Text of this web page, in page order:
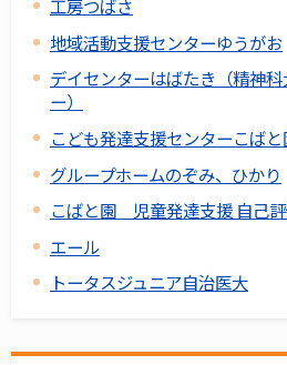
工房つばさ
地域活動支援センターゆうがお
デイセンターはばたき（精神
ー）
こども発達支援センターこばと
グループホームのぞみ、ひかり
こばと園 児童発達支援 自己
エール
トータスジュニア自治医大